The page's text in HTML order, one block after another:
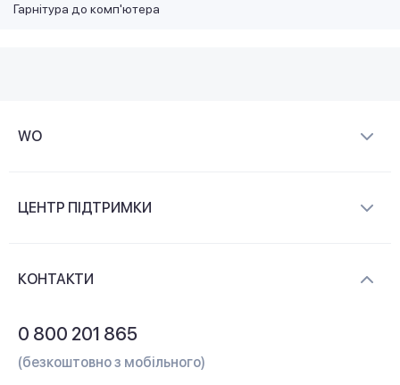
Гарнітура до комп'ютера
WO
Контакти
ЦЕНТР ПІДТРИМКИ
КОНТАКТИ
0 800 201 865
(безкоштовно з мобільного)